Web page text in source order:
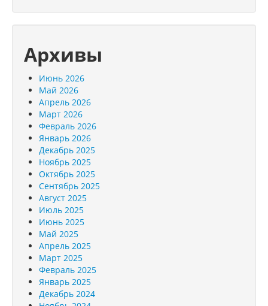
Архивы
Июнь 2026
Май 2026
Апрель 2026
Март 2026
Февраль 2026
Январь 2026
Декабрь 2025
Ноябрь 2025
Октябрь 2025
Сентябрь 2025
Август 2025
Июль 2025
Июнь 2025
Май 2025
Апрель 2025
Март 2025
Февраль 2025
Январь 2025
Декабрь 2024